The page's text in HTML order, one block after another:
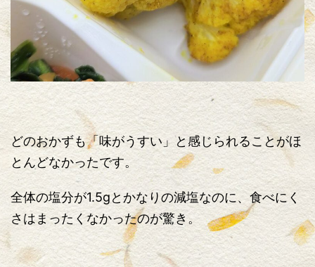
どのおかずも「味がうすい」と感じられることがほ
とんどなかったです。
全体の塩分が1.5gとかなりの減塩なのに、食べにく
さはまったくなかったのが驚き。